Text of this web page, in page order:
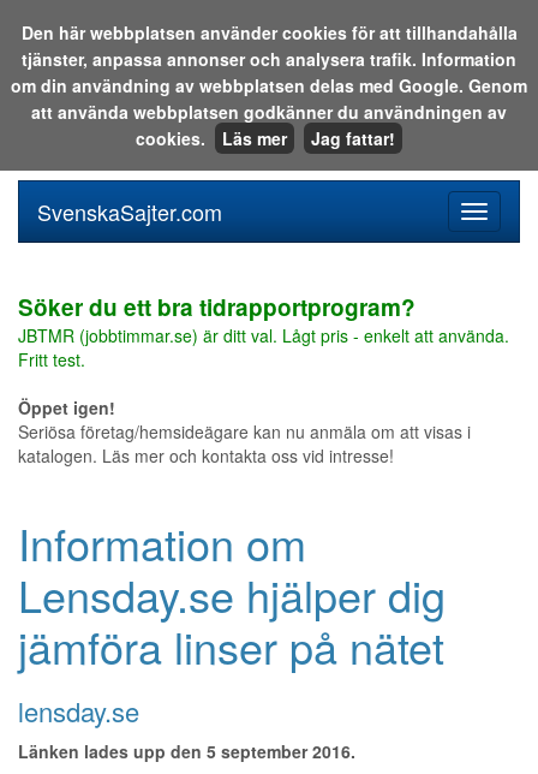
Sök i katalogen eller på webben:
meny
SvenskaSajter.com
Söker du ett bra tidrapportprogram?
JBTMR (jobbtimmar.se) är ditt val. Lågt pris - enkelt att använda.
Fritt test.
Öppet igen!
Seriösa företag/hemsideägare kan nu anmäla om att visas i
katalogen. Läs mer och kontakta oss vid intresse!
Information om
Lensday.se hjälper dig
jämföra linser på nätet
lensday.se
Länken lades upp den 5 september 2016.
Den här webbplatsen använder cookies för att tillhandahålla
tjänster, anpassa annonser och analysera trafik. Information
om din användning av webbplatsen delas med Google. Genom
att använda webbplatsen godkänner du användningen av
cookies.
Läs mer Jag fattar!